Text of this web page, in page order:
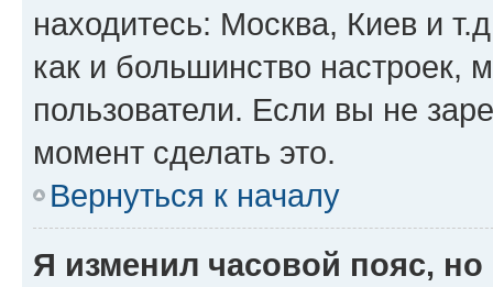
находитесь: Москва, Киев и
как и большинство настроек,
пользователи. Если вы не
момент сделать это.
Вернуться к началу
Я изменил часовой пояс,